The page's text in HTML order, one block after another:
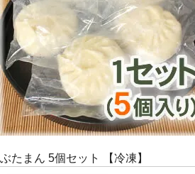
ぶたまん 5個セット 【冷凍】